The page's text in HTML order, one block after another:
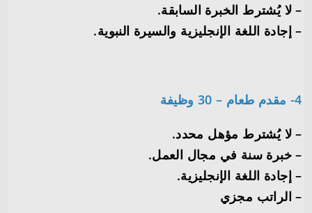
– لا يُشترط الخبرة السابقة.
– إجادة اللغة الإنجليزية والسيرة النبوية.
4- مقدم طعام – 30 وظيفة
– لا يُشترط مؤهل محدد.
– خبرة سنة في مجال العمل.
– إجادة اللغة الإنجليزية.
– الراتب مجزي